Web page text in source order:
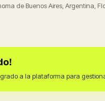
de Buenos Aires, Argentina,
a la plataforma para